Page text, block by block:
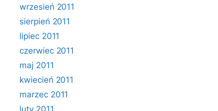
wrzesień 2011
sierpień 2011
lipiec 2011
czerwiec 2011
maj 2011
kwiecień 2011
marzec 2011
luty 2011